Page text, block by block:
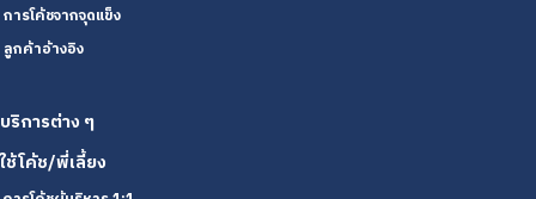
การโค้ชจากจุดแข็ง
ลูกค้าอ้างอิง
บริการต่าง ๆ
ใช้โค้ช/พี่เลี้ยง